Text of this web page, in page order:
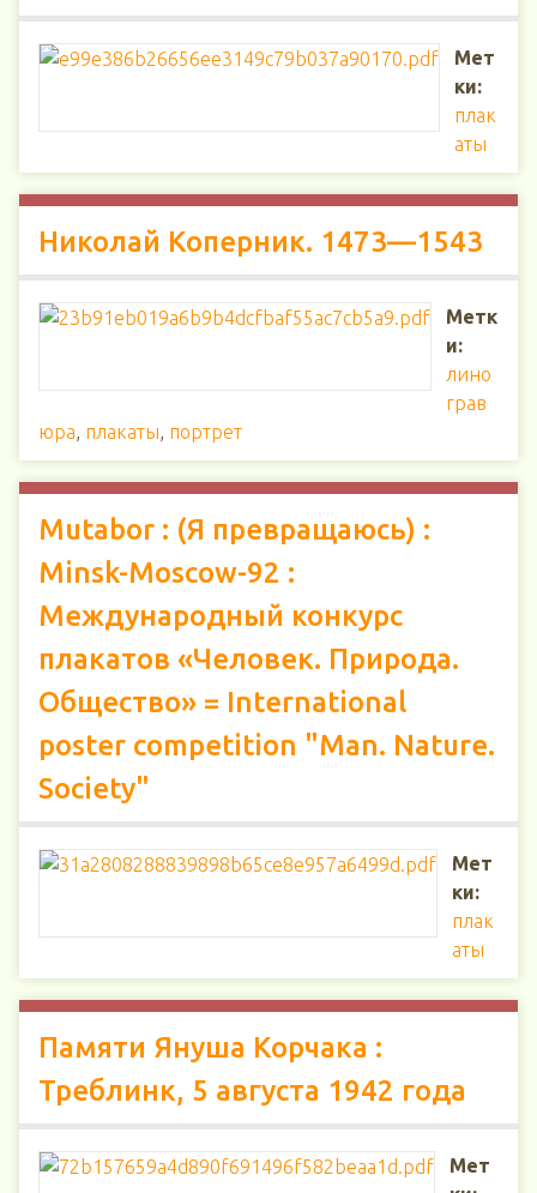
Мет
ки:
плак
аты
Николай Коперник. 1473—1543
Метк
и:
лино
грав
юра, плакаты, портрет
Mutabor : (Я превращаюсь) :
Minsk-Moscow-92 :
Международный конкурс
плакатов «Человек. Природа.
Общество» = International
poster competition "Man. Nature.
Society"
Мет
ки:
плак
аты
Памяти Януша Корчака :
Треблинк, 5 августа 1942 года
Мет